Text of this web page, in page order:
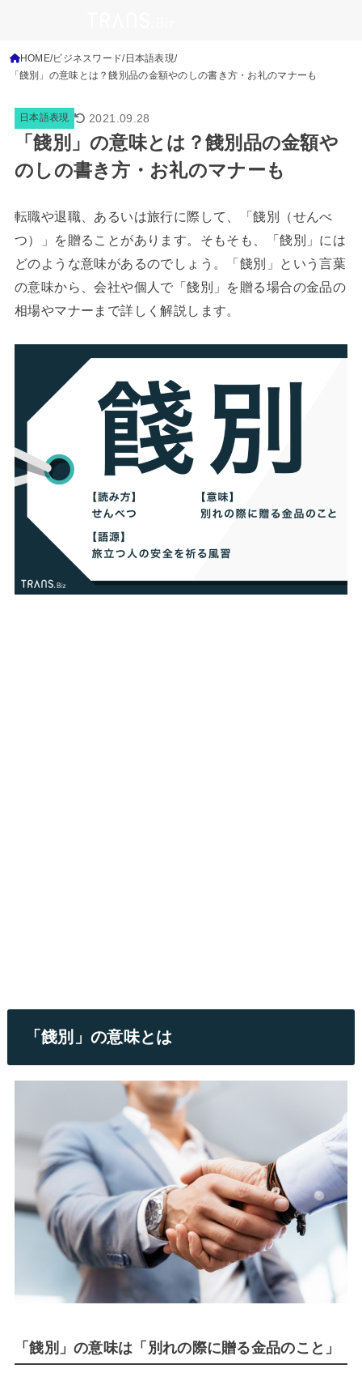
HOME ビジネスワード 日本語表現
「餞別」の意味とは？餞別品の金額やのしの書き方・お礼のマナーも
日本語表現 2021.09.28
「餞別」の意味とは？餞別品の金額や
のしの書き方・お礼のマナーも
転職や退職、あるいは旅行に際して、「餞別（せんべ
つ）」を贈ることがあります。そもそも、「餞別」には
どのような意味があるのでしょう。「餞別」という言葉
の意味から、会社や個人で「餞別」を贈る場合の金品の
相場やマナーまで詳しく解説します。
「餞別」の意味とは
「餞別」の意味は「別れの際に贈る金品のこと」